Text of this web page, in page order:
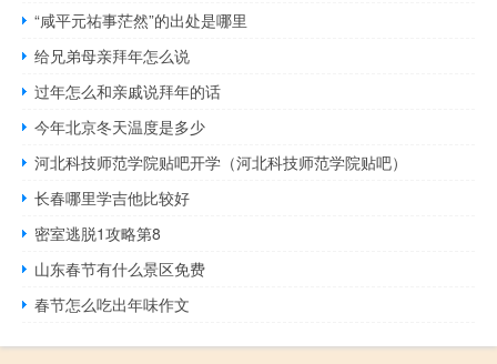
“咸平元祐事茫然”的出处是哪里
给兄弟母亲拜年怎么说
过年怎么和亲戚说拜年的话
今年北京冬天温度是多少
河北科技师范学院贴吧开学（河北科技师范学院贴吧）
长春哪里学吉他比较好
密室逃脱1攻略第8
山东春节有什么景区免费
春节怎么吃出年味作文